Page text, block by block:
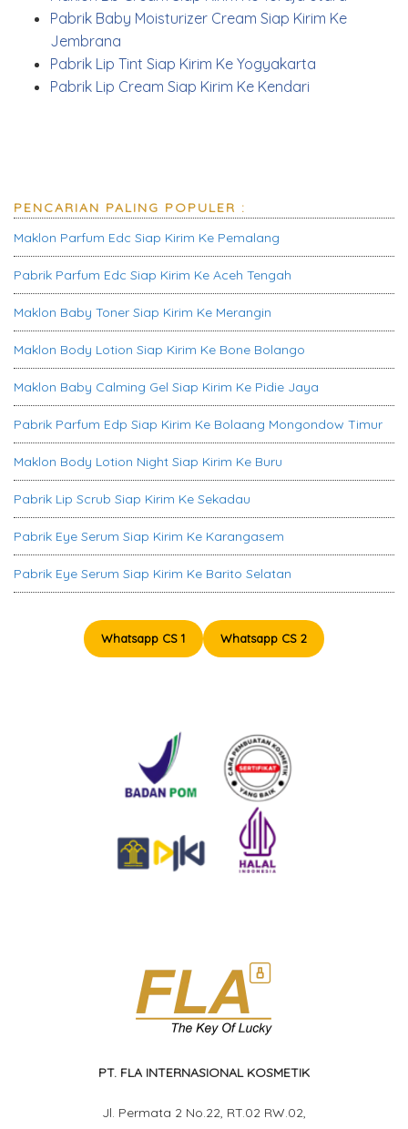
Pabrik Baby Moisturizer Cream Siap Kirim Ke
Jembrana
Pabrik Lip Tint Siap Kirim Ke Yogyakarta
Pabrik Lip Cream Siap Kirim Ke Kendari
PENCARIAN PALING POPULER :
Maklon Parfum Edc Siap Kirim Ke Pemalang
Pabrik Parfum Edc Siap Kirim Ke Aceh Tengah
Maklon Baby Toner Siap Kirim Ke Merangin
Maklon Body Lotion Siap Kirim Ke Bone Bolango
Maklon Baby Calming Gel Siap Kirim Ke Pidie Jaya
Pabrik Parfum Edp Siap Kirim Ke Bolaang Mongondow Timur
Maklon Body Lotion Night Siap Kirim Ke Buru
Pabrik Lip Scrub Siap Kirim Ke Sekadau
Pabrik Eye Serum Siap Kirim Ke Karangasem
Pabrik Eye Serum Siap Kirim Ke Barito Selatan
Whatsapp CS 1 Whatsapp CS 2
PT. FLA INTERNASIONAL KOSMETIK
Jl. Permata 2 No.22, RT.02 RW.02,